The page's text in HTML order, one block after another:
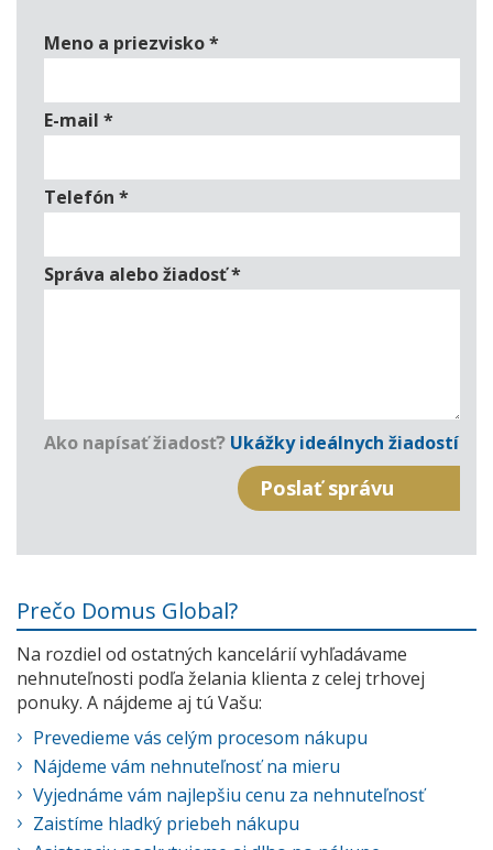
Meno a priezvisko*
E-mail *
Telefón *
Správa alebo žiadosť*
Ako napísať žiadosť? Ukážky ideálnych žiadostí
Prečo Domus Global?
Na rozdiel od ostatných kancelárií vyhľadávame
nehnuteľnosti podľa želania klienta z celej trhovej
ponuky. A nájdeme aj tú Vašu:
Prevedieme vás celým procesom nákupu
Nájdeme vám nehnuteľnosť na mieru
Vyjednáme vám najlepšiu cenu za nehnuteľnosť
Zaistíme hladký priebeh nákupu